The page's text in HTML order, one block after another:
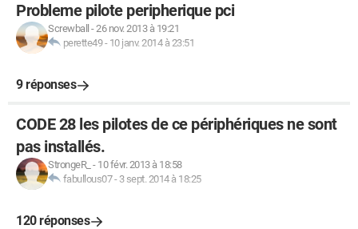
Probleme pilote peripherique pci
Screwball -26 nov. 2013 à 19:21
perette49- 10 janv. 2014 à 23:51
9 réponses
CODE 28 les pilotes de ce périphériques ne sont
pas installés.
StrongeR_ - 10 févr. 2013 à 18:58
fabullous07- 3 sept. 2014 à 18:25
120 réponses